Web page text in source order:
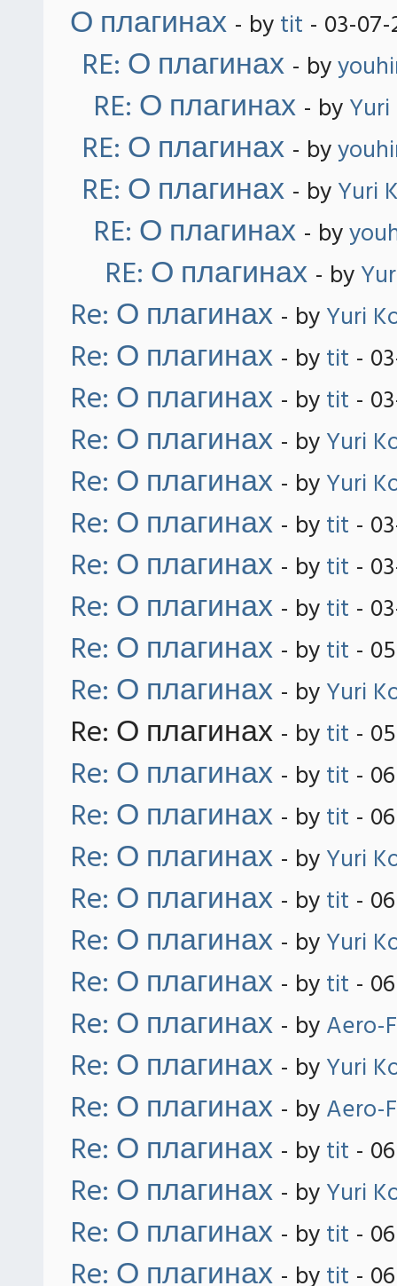
О плагинах - bytit - 03-07-
RE: О плагинах - by
RE: О плагинах - by
RE: О плагинах - by
RE: О плагинах - byYuri
RE: О плагинах - by
RE: О плагинах - by
Re: О плагинах - byYuri
Re: О плагинах - bytit -
Re: О плагинах - bytit -
Re: О плагинах - byYuri
Re: О плагинах - byYuri
Re: О плагинах - bytit -
Re: О плагинах - bytit -
Re: О плагинах - bytit -
Re: О плагинах - bytit -
Re: О плагинах - byYuri
Re: О плагинах - bytit -
Re: О плагинах - bytit -
Re: О плагинах - bytit -
Re: О плагинах - byYuri
Re: О плагинах - bytit -
Re: О плагинах - byYuri
Re: О плагинах - bytit -
Re: О плагинах - byAero-
Re: О плагинах - byYuri
Re: О плагинах - byAero-
Re: О плагинах - bytit -
Re: О плагинах - byYuri
Re: О плагинах - bytit -
Re: О плагинах - bytit -